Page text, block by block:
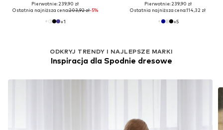
Pierwotnie: 239,90 zł
Ostatnia najniższa cena:203,92 zł-5%
+1
Pierwotnie: 239,90 zł
Ostatnia najniższa cena:114,32 zł
+5
ODKRYJ TRENDY I NAJLEPSZE MARKI
Inspiracja dla Spodnie dresowe